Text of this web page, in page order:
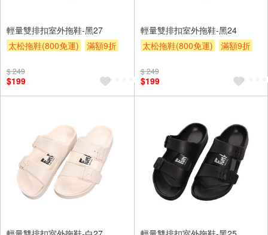
輕量雙排扣室外拖鞋-黑27
太松拖鞋(800免運)
滿額9折
$ 249
$199
輕量雙排扣室外拖鞋-黑24
太松拖鞋(800免運)
滿額9折
$ 249
$199